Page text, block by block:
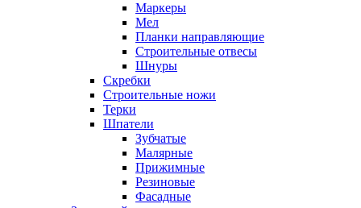
Маркеры
Мел
Планки направляющие
Строительные отвесы
Шнуры
Скребки
Строительные ножи
Терки
Шпатели
Зубчатые
Малярные
Прижимные
Резиновые
Фасадные